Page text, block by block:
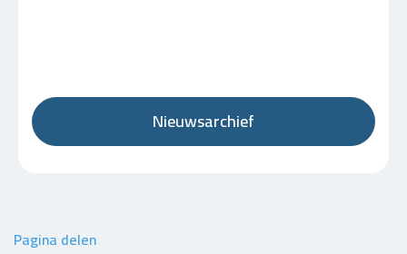
Nieuwsarchief
Pagina delen